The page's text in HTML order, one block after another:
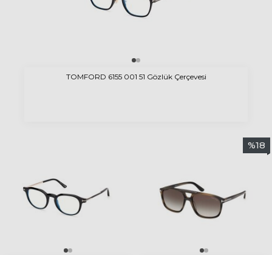
TOMFORD 6155 001 51 Gözlük Çerçevesi
%18